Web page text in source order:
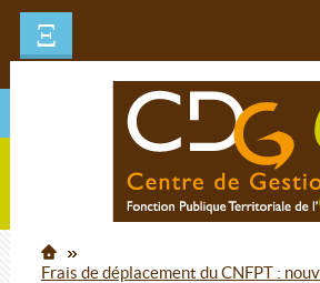
Ξ
Frais de déplacement du CNFPT :